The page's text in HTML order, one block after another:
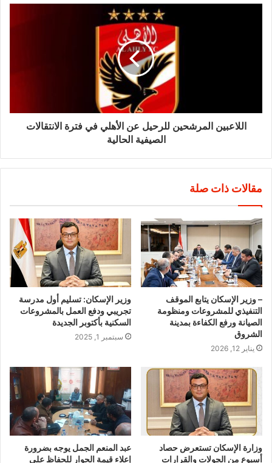
اللاعبين المرشحين للرحيل عن الأهلي في فترة الانتقالات
الصيفية الحالية
مقالات ذات صلة
– وزير الإسكان يتابع الموقف
التنفيذي للمشروعات ومنظومة
الصيانة ورفع الكفاءة بمدينة
الشروق
يناير 12, 2026
وزير الإسكان: تسليم أول مدرسة
تجريبي ودفع العمل بالمشروعات
السكنية بأكتوبر الجديدة
سبتمبر 1, 2025
وزارة الإسكان تستعرض حصاد
أسبوع من الجولات والقرارات
عبد المنعم الجمل يوجه بضرورة
إعلاء قيمة الحوار للحفاظ على